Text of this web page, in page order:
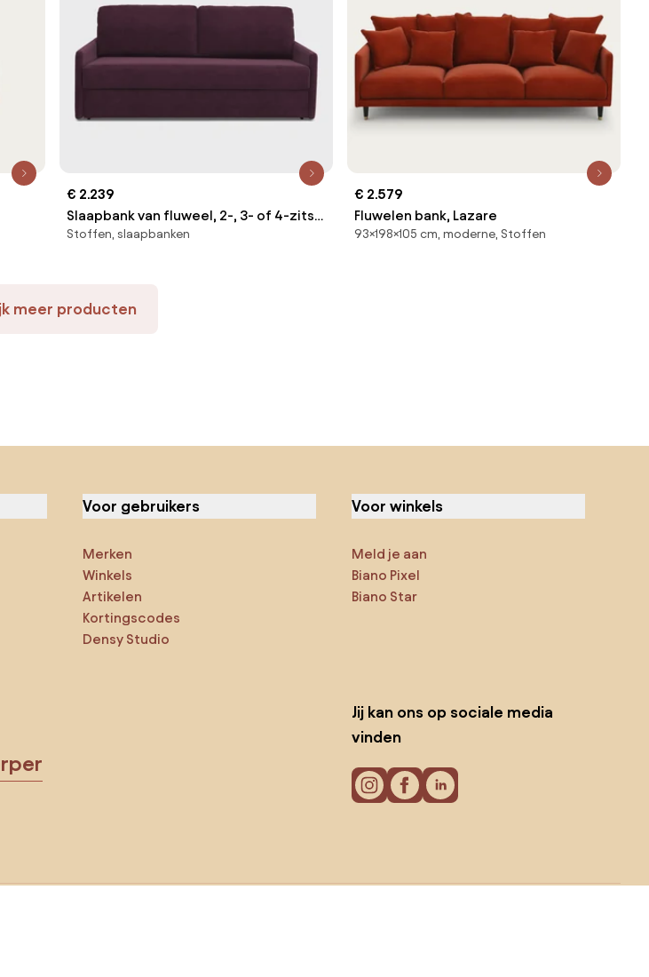
€ 2.239
Slaapbank van fluweel, 2-, 3- of 4-zits,
Bultex® comfort, MARTA
Stoffen, slaapbanken
€ 2.579
Fluwelen bank, Lazare
93×198×105 cm, moderne, Stoffen
meer producten
Voor gebruikers
Merken
Winkels
Artikelen
Kortingscodes
Densy Studio
Voor winkels
Meld je aan
Biano Pixel
Biano Star
Jij kan ons op sociale media
vinden